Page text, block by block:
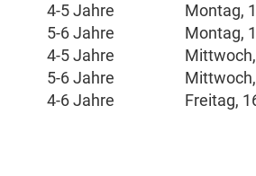
4-5 Jahre
Montag,
5-6 Jahre
Montag,
4-5 Jahre
5-6 Jahre
4-6 Jahre Freitag,